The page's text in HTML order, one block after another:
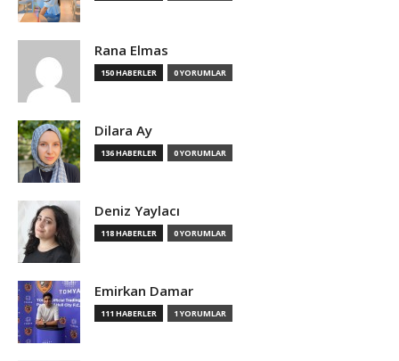
Rana Elmas
150 HABERLER 0 YORUMLAR
Dilara Ay
136 HABERLER 0 YORUMLAR
Deniz Yaylacı
118 HABERLER 0 YORUMLAR
Emirkan Damar
111 HABERLER 1 YORUMLAR